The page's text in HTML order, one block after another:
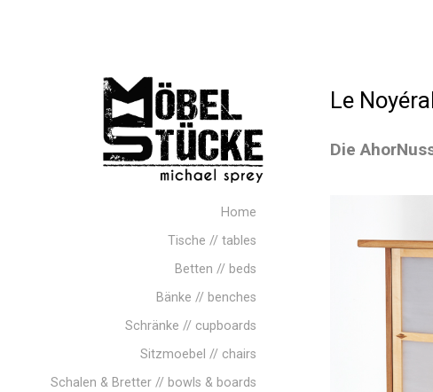
Home
Tische // tables
Betten // beds
Bänke // benches
Schränke // cupboards
Sitzmoebel // chairs
Schalen & Bretter // bowls & boards
Le
Die